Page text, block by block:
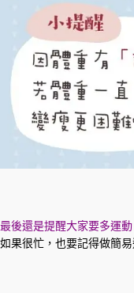
最後還是提醒大家要多運
如果很忙，也要記得做簡易